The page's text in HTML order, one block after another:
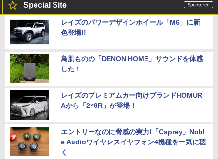
Special Site
レイズのパワーデザインホイール「M6」に新
色登場!!
鳥肌ものの「DENON HOME」サウンドを体感
した！
レイズのプレミアムカー向けブランドHOMUR
Aから「2×9R」が登場！
エントリーなのに脅威の実力!「Osprey」Nobl
e Audioワイヤレスイヤフォン4機種を一気に聴
く